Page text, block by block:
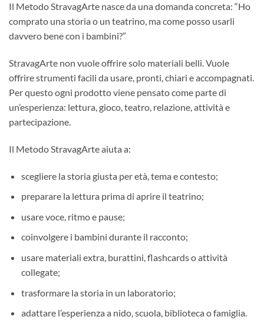
Il Metodo StravagArte nasce da una domanda concreta: “Ho
comprato una storia o un teatrino, ma come posso usarli
davvero bene con i bambini?”
StravagArte non vuole offrire solo materiali belli. Vuole
offrire strumenti facili da usare, pronti, chiari e accompagnati.
Per questo ogni prodotto viene pensato come parte di
un’esperienza: lettura, gioco, teatro, relazione, attività e
partecipazione.
Il Metodo StravagArte aiuta a:
scegliere la storia giusta per età, tema e contesto;
preparare la lettura prima di aprire il teatrino;
usare voce, ritmo e pause;
coinvolgere i bambini durante il racconto;
usare materiali extra, burattini, flashcards o attività
collegate;
trasformare la storia in un laboratorio;
adattare l’esperienza a nido, scuola, biblioteca o famiglia.